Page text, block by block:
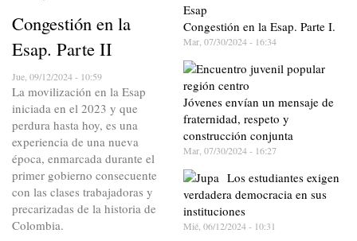
Congestión en la
Esap. Parte II
Jue, 09/12/2024 - 10:59
La movilización en la Esap
iniciada en el 2023 y que
perdura hasta hoy, es una
experiencia de una nueva
época, enmarcada durante el
primer gobierno consecuente
con las clases trabajadoras y
precarizadas de la historia de
Colombia.
Congestión en la Esap. Parte I.
Mar, 07/30/2024 - 16:34
Jóvenes envían un mensaje de
fraternidad, respeto y
construcción conjunta
Mar, 07/30/2024 - 16:27
Los estudiantes exigen
verdadera democracia en sus
instituciones
Mié, 06/12/2024 - 10:31